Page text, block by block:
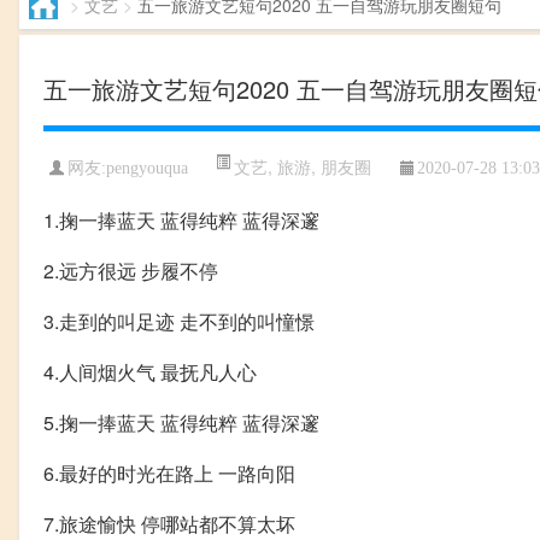
五一旅游文艺短句2020 五一自驾游玩朋友圈
网友:pengyouqua 文艺, 旅游, 朋友圈 2020-07-28
1.掬一捧蓝天 蓝得纯粹 蓝得深邃
2.远方很远 步履不停
3.走到的叫足迹 走不到的叫憧憬
4.人间烟火气 最抚凡人心
5.掬一捧蓝天 蓝得纯粹 蓝得深邃
6.最好的时光在路上 一路向阳
7.旅途愉快 停哪站都不算太坏